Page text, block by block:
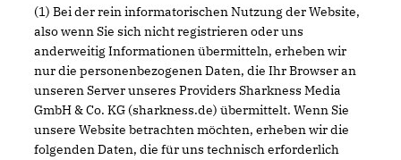
(1) Bei der rein informatorischen Nutzung der Website,
also wenn Sie sich nicht registrieren oder uns
anderweitig Informationen übermitteln, erheben wir
nur die personenbezogenen Daten, die Ihr Browser an
unseren Server unseres Providers Sharkness Media
GmbH & Co. KG (sharkness.de) übermittelt. Wenn Sie
unsere Website betrachten möchten, erheben wir die
folgenden Daten, die für uns technisch erforderlich